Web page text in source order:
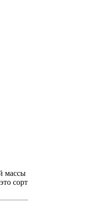
массы
сорт